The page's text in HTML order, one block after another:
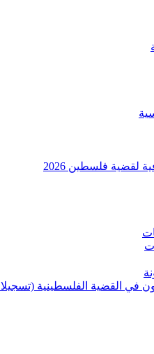
لقضية فلسطين 2026
في القضية الفلسطينية